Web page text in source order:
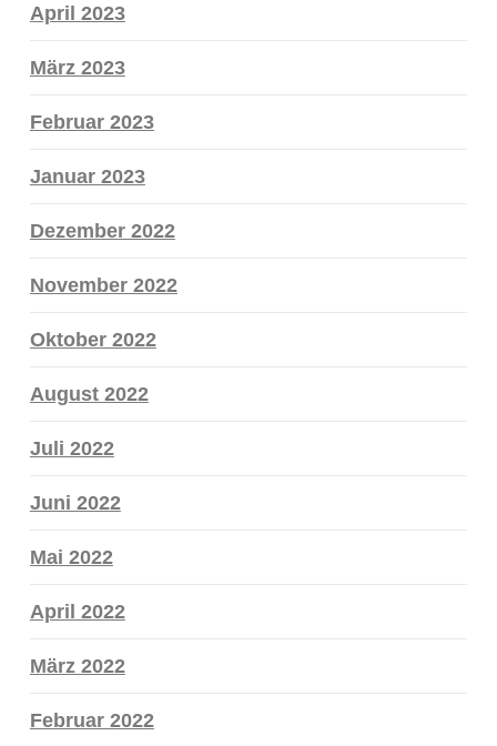
April 2023
März 2023
Februar 2023
Januar 2023
Dezember 2022
November 2022
Oktober 2022
August 2022
Juli 2022
Juni 2022
Mai 2022
April 2022
März 2022
Februar 2022